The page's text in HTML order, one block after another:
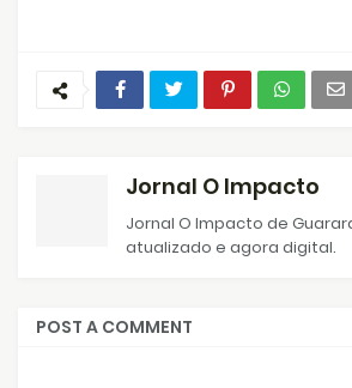
Jornal O Impacto
Jornal O Impacto de
atualizado e agora digital.
POST A COMMENT